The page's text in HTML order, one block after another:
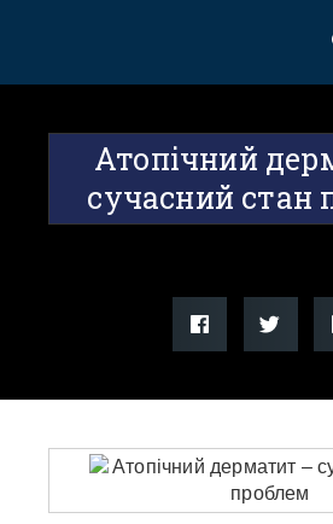
Атопічний
сучасний стан